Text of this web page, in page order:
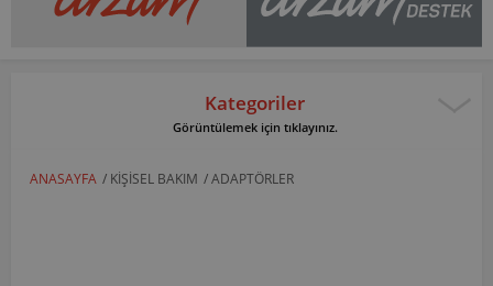
Kategoriler
Görüntülemek için tıklayınız.
ANASAYFA / KIŞISEL BAKIM /ADAPTÖRLER